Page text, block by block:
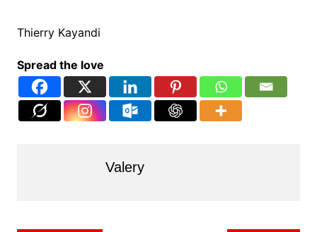
Thierry Kayandi
Spread the love
Valery